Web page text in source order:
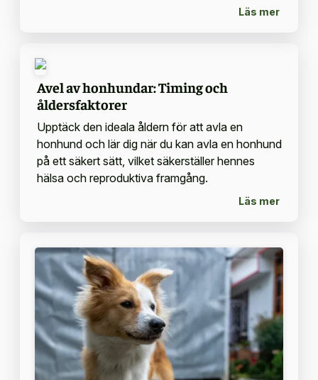
Läs mer
Avel av honhundar: Timing och
åldersfaktorer
Upptäck den ideala åldern för att avla en
honhund och lär dig när du kan avla en honhund
på ett säkert sätt, vilket säkerställer hennes
hälsa och reproduktiva framgång.
Läs mer